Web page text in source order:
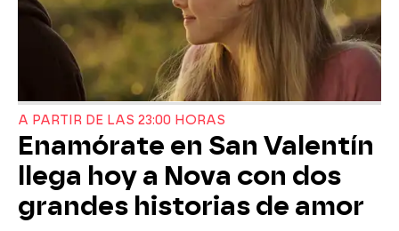
A PARTIR DE LAS 23:00 HORAS
Enamórate en San Valentín
llega hoy a Nova con dos
grandes historias de amor